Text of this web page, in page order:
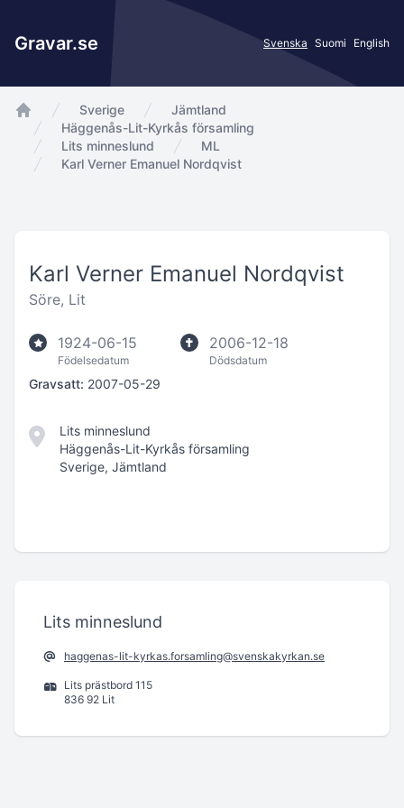
Gravar.se Svenska Suomi English
app.Start
Sverige
Jämtland
Häggenås-Lit-Kyrkås församling
Lits minneslund
ML
Karl Verner Emanuel Nordqvist
Karl Verner Emanuel Nordqvist
Söre, Lit
1924-06-15
Födelsedatum
2006-12-18
Dödsdatum
Gravsatt: 2007-05-29
Lits minneslund
Häggenås-Lit-Kyrkås församling
Sverige, Jämtland
Lits minneslund
haggenas-lit-kyrkas.forsamling@svenskakyrkan.se
Lits prästbord 115
836 92 Lit